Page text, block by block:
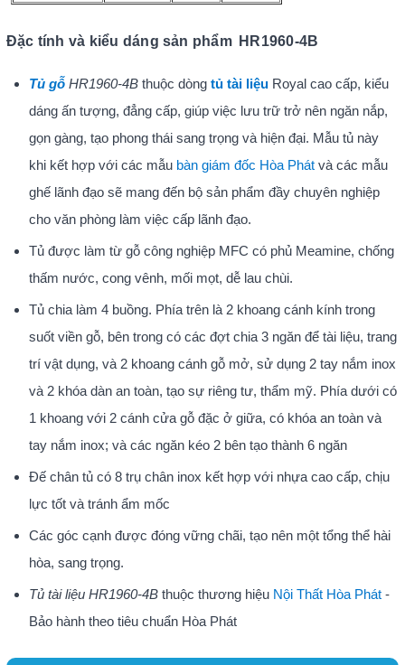
Đặc tính và kiểu dáng sản phẩm HR1960-4B
Tủ gỗHR1960-4Bthuộc dòng tủ tài liệuRoyal cao cấp, kiểu
dáng ấn tượng, đẳng cấp, giúp việc lưu trữ trở nên ngăn nắp,
gọn gàng, tạo phong thái sang trọng và hiện đại. Mẫu tủ này
khi kết hợp với các mẫu bàn giám đốc Hòa Phátvà các mẫu
ghế lãnh đạo sẽ mang đến bộ sản phẩm đầy chuyên nghiệp
cho văn phòng làm việc cấp lãnh đạo.
Tủ được làm từ gỗ công nghiệp MFC có phủ Meamine, chống
thấm nước, cong vênh, mối mọt, dễ lau chùi.
Tủ chia làm 4 buồng. Phía trên là 2 khoang cánh kính trong
suốt viền gỗ, bên trong có các đợt chia 3 ngăn để tài liệu, trang
trí vật dụng, và 2 khoang cánh gỗ mở, sử dụng 2 tay nắm inox
và 2 khóa dàn an toàn, tạo sự riêng tư, thẩm mỹ. Phía dưới có
1 khoang với 2 cánh cửa gỗ đặc ở giữa, có khóa an toàn và
tay nắm inox; và các ngăn kéo 2 bên tạo thành 6 ngăn
Đế chân tủ có 8 trụ chân inox kết hợp với nhựa cao cấp, chịu
lực tốt và tránh ẩm mốc
Các góc cạnh được đóng vững chãi, tạo nên một tổng thể hài
hòa, sang trọng.
Tủ tài liệu HR1960-4Bthuộc thương hiệu Nội Thất Hòa Phát-
Bảo hành theo tiêu chuẩn Hòa Phát